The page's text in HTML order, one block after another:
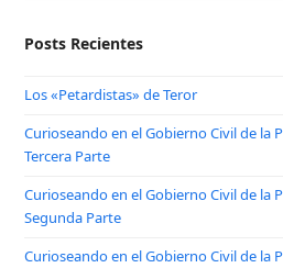
Posts Recientes
Los «Petardistas» de Teror
Curioseando en el Gobierno Civil de la
Tercera Parte
Curioseando en el Gobierno Civil de la
Segunda Parte
Curioseando en el Gobierno Civil de la